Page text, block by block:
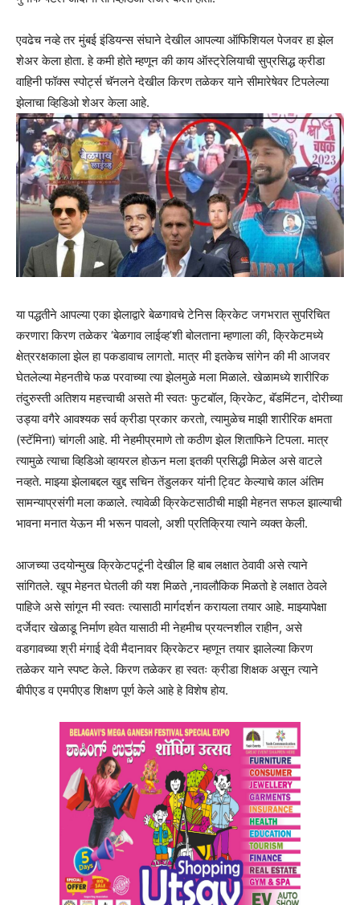
एवढेच नव्हे तर मुंबई इंडियन्स संघाने देखील आपल्या ऑफिशियल पेजवर हा झेल
शेअर केला होता. हे कमी होते म्हणून की काय ऑस्ट्रेलियाची सुप्रसिद्ध क्रीडा
वाहिनी फॉक्स स्पोर्ट्स चॅनलने देखील किरण तळेकर याने सीमारेषेवर टिपलेल्या
झेलाचा व्हिडिओ शेअर केला आहे.
या पद्धतीने आपल्या एका झेलाद्वारे बेळगावचे टेनिस क्रिकेट जगभरात सुपरिचित
करणारा किरण तळेकर ‘बेळगाव लाईव्ह’शी बोलताना म्हणाला की, क्रिकेटमध्ये
क्षेत्ररक्षकाला झेल हा पकडावाच लागतो. मात्र मी इतकेच सांगेन की मी आजवर
घेतलेल्या मेहनतीचे फळ परवाच्या त्या झेलमुळे मला मिळाले. खेळामध्ये शारीरिक
तंदुरुस्ती अतिशय महत्त्वाची असते मी स्वतः फुटबॉल, क्रिकेट, बॅडमिंटन, दोरीच्या
उड्या वगैरे आवश्यक सर्व क्रीडा प्रकार करतो, त्यामुळेच माझी शारीरिक क्षमता
(स्टॅमिना) चांगली आहे. मी नेहमीप्रमाणे तो कठीण झेल शिताफिने टिपला. मात्र
त्यामुळे त्याचा व्हिडिओ व्हायरल होऊन मला इतकी प्रसिद्धी मिळेल असे वाटले
नव्हते. माझ्या झेलाबद्दल खुद्द सचिन तेंडुलकर यांनी ट्विट केल्याचे काल अंतिम
सामन्याप्रसंगी मला कळाले. त्यावेळी क्रिकेटसाठीची माझी मेहनत सफल झाल्याची
भावना मनात येऊन मी भरून पावलो, अशी प्रतिक्रिया त्याने व्यक्त केली.
आजच्या उदयोन्मुख क्रिकेटपटूंनी देखील हि बाब लक्षात ठेवावी असे त्याने
सांगितले. खूप मेहनत घेतली की यश मिळते ,नावलौकिक मिळतो हे लक्षात ठेवले
पाहिजे असे सांगून मी स्वतः त्यासाठी मार्गदर्शन करायला तयार आहे. माझ्यापेक्षा
दर्जेदार खेळाडू निर्माण हवेत यासाठी मी नेहमीच प्रयत्नशील राहीन, असे
वडगावच्या श्री मंगाई देवी मैदानावर क्रिकेटर म्हणून तयार झालेल्या किरण
तळेकर याने स्पष्ट केले. किरण तळेकर हा स्वतः क्रीडा शिक्षक असून त्याने
बीपीएड व एमपीएड शिक्षण पूर्ण केले आहे हे विशेष होय.